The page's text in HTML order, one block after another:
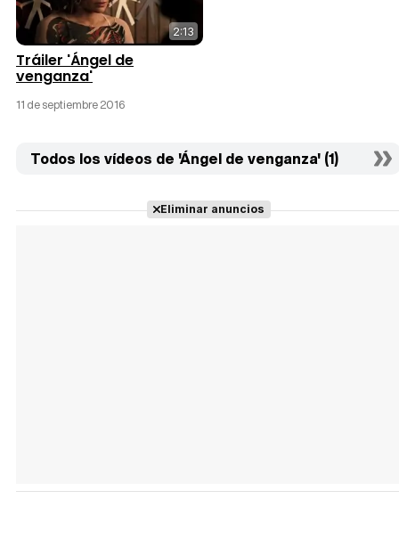
2:13
Tráiler 'Ángel de
venganza'
11 de septiembre 2016
Todos los vídeos de 'Ángel de venganza' (1)
Eliminar anuncios